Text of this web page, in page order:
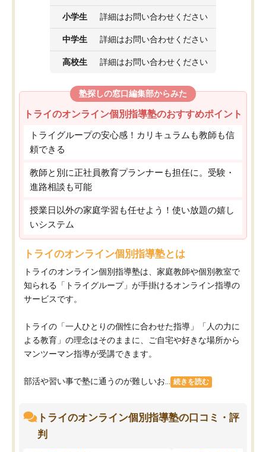
小学生 詳細はお問い合わせください
中学生 詳細はお問い合わせください
高校生 詳細はお問い合わせください
塾探しの窓口編集部からみた
トライのオンライン個別指導塾のおすすめポイント
トライグループの安心感！カリキュラムも教師も信
頼できる
教師と別に正社員教育プランナーも担任に。受験・
進路相談も可能
授業日以外の家庭学習も任せよう！使い放題の嬉し
いシステム
トライのオンライン個別指導塾とは
トライのオンライン個別指導塾は、家庭教師や個別教室で
知られる「トライグループ」が手掛けるオンライン指導の
サービスです。
トライの「一人ひとりの個性に合わせた指導」「人の力に
よる教育」の理念はそのままに、ご自宅や好きな場所から
マンツーマン指導が受講できます。
部活や習い事で塾に通うのが難しいお... 続きを読む
トライのオンライン個別指導塾の口コミ・評
判